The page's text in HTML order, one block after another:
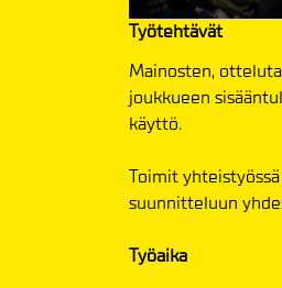
Työtehtävät
Mainosten,
joukkueen
käyttö.
Toimit
suunnitteluun
Työaika